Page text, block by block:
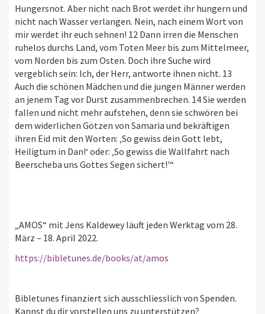
Hungersnot. Aber nicht nach Brot werdet ihr hungern und
nicht nach Wasser verlangen. Nein, nach einem Wort von
mir werdet ihr euch sehnen! 12 Dann irren die Menschen
ruhelos durchs Land, vom Toten Meer bis zum Mittelmeer,
vom Norden bis zum Osten. Doch ihre Suche wird
vergeblich sein: Ich, der Herr, antworte ihnen nicht. 13
Auch die schönen Mädchen und die jungen Männer werden
an jenem Tag vor Durst zusammenbrechen. 14 Sie werden
fallen und nicht mehr aufstehen, denn sie schwören bei
dem widerlichen Götzen von Samaria und bekräftigen
ihren Eid mit den Worten: ‚So gewiss dein Gott lebt,
Heiligtum in Dan!‘ oder: ‚So gewiss die Wallfahrt nach
Beerscheba uns Gottes Segen sichert!'“
„AMOS“ mit Jens Kaldewey läuft jeden Werktag vom 28.
März – 18. April 2022.
https://bibletunes.de/books/at/amos
Bibletunes finanziert sich ausschliesslich von Spenden.
Kannst du dir vorstellen uns zu unterstützen?